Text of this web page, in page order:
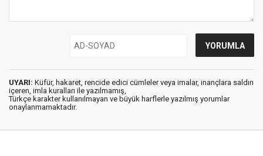
UYARI: Küfür, hakaret, rencide edici cümleler veya imalar, inançlara saldırı
içeren, imla kuralları ile yazılmamış,
Türkçe karakter kullanılmayan ve büyük harflerle yazılmış yorumlar
onaylanmamaktadır.